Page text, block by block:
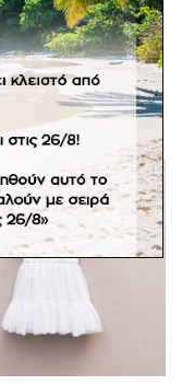
Πρόσθήκη
στην
λίστα
επιθυμιών